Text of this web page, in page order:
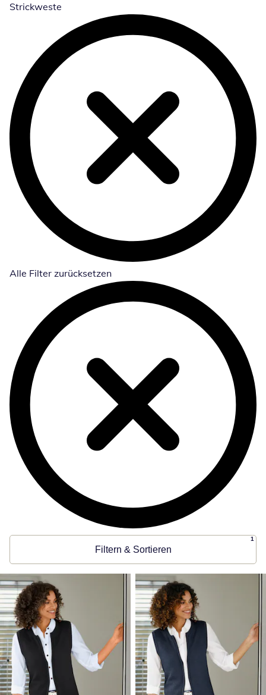
Strickweste
Alle Filter zurücksetzen
Filtern & Sortieren
1